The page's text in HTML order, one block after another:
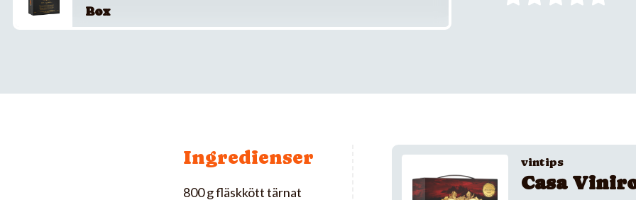
Box
Ingredienser
800 g fläskkött tärnat
vintips
Casa